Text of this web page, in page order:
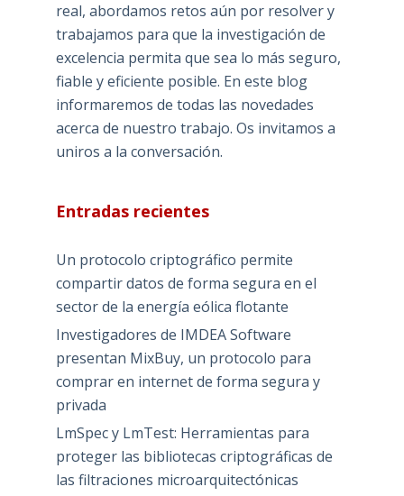
real, abordamos retos aún por resolver y
trabajamos para que la investigación de
excelencia permita que sea lo más seguro,
fiable y eficiente posible. En este blog
informaremos de todas las novedades
acerca de nuestro trabajo. Os invitamos a
uniros a la conversación.
Entradas recientes
Un protocolo criptográfico permite
compartir datos de forma segura en el
sector de la energía eólica flotante
Investigadores de IMDEA Software
presentan MixBuy, un protocolo para
comprar en internet de forma segura y
privada
LmSpec y LmTest: Herramientas para
proteger las bibliotecas criptográficas de
las filtraciones microarquitectónicas